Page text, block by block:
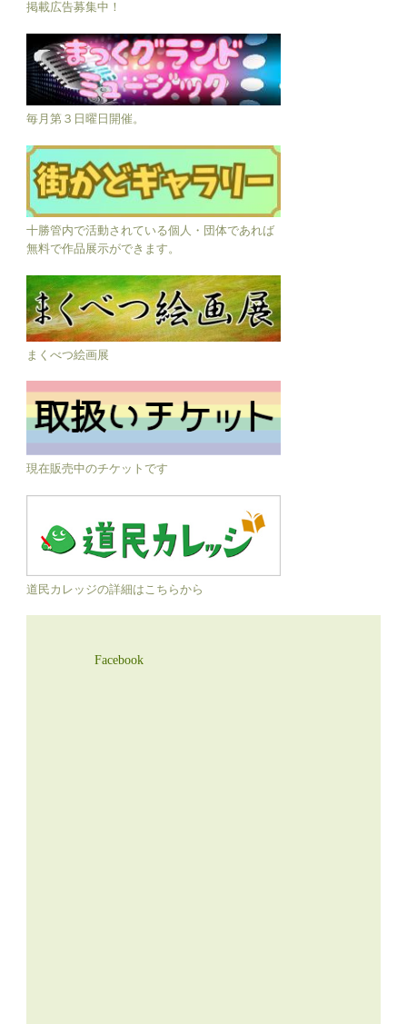
掲載広告募集中！
毎月第３日曜日開催。
十勝管内で活動されている個人・団体であれば
無料で作品展示ができます。
まくべつ絵画展
現在販売中のチケットです
道民カレッジの詳細はこちらから
Facebook